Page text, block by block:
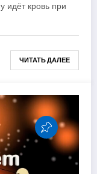
идёт кровь при
ЧИТАТЬ ДАЛЕЕ